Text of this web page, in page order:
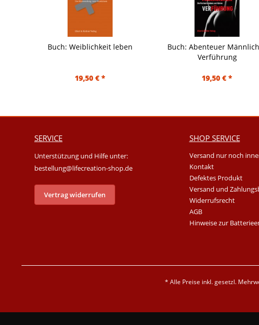
Buch: Weiblichkeit leben
19,50 € *
Buch: Abenteuer
Verführung
19,50 € *
SERVICE
Unterstützung und Hilfe unter:
bestellung@lifecreation-shop.de
Vertrag widerrufen
SHOP SERVICE
Versand nur noch
Kontakt
Defektes Produkt
Versand und
Widerrufsrecht
AGB
Hinweise zur
* Alle Preise inkl. gesetzl.